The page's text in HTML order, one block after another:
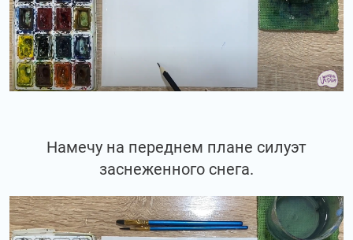
Намечу на переднем плане силуэт
заснеженного снега.